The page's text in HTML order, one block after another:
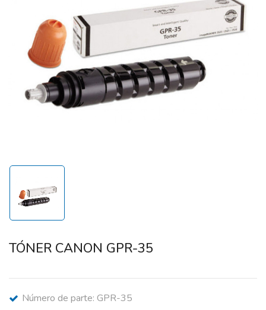
TÓNER CANON GPR-35
Número de parte: GPR-35